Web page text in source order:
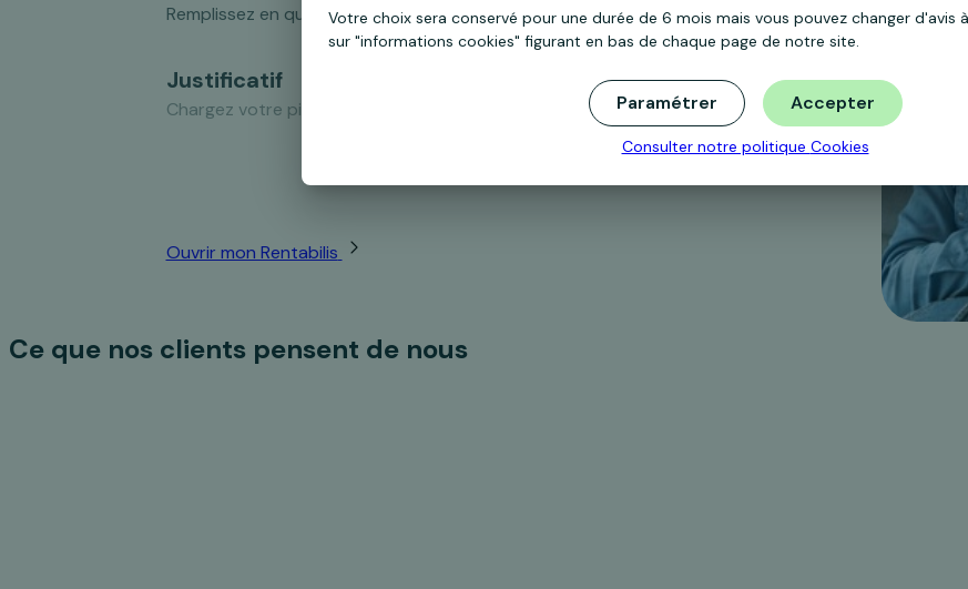
Remplissez en quelques minutes le formulaire de souscription et signez votre contrat
Justificatif
Chargez votre pièce d'identité.
Ouvrir mon Rentabilis
Ce que nos clients pensent de nous
Votre choix sera conservé pour une durée de 6 mois mais vous pouvez changer
sur "informations cookies" figurant en bas de chaque page de notre site.
Accepter
Paramétrer
Consulter notre politique Cookies